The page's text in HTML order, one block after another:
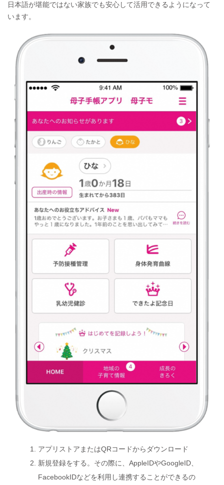
日本語が堪能ではない家族でも安心して活用できるようになって
います。
アプリストアまたはQRコードからダウンロード
新規登録をする。その際に、AppleIDやGoogleID、
FacebookIDなどを利用し連携することができるの